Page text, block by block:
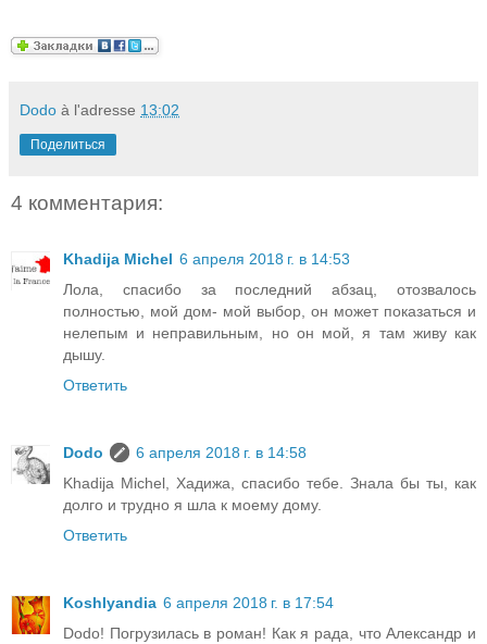
Dodo à l'adresse 13:02
Поделиться
4 комментария:
Khadija Michel 6 апреля 2018 г. в 14:53
Лола, спасибо за последний абзац, отозвалось
полностью, мой дом- мой выбор, он может показаться и
нелепым и неправильным, но он мой, я там живу как
дышу.
Ответить
Dodo
6 апреля 2018 г. в 14:58
Khadija Michel, Хадижа, спасибо тебе. Знала бы ты, как
долго и трудно я шла к моему дому.
Ответить
Koshlyandia 6 апреля 2018 г. в 17:54
Dodo! Погрузилась в роман! Как я рада, что Александр и